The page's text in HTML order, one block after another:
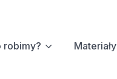
robimy? Materiały